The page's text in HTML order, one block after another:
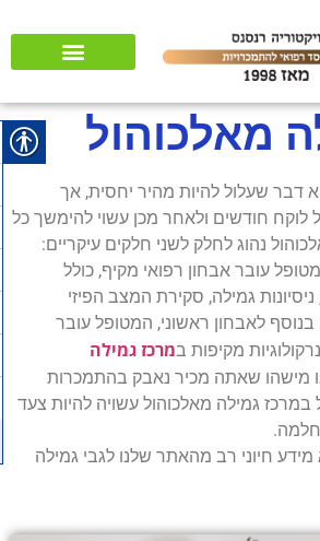
מאלכוהול
דבר שעלול להיות מהיר יחסית, אך
לוקח חודשים ולאחר מכן עשוי להימשך כל
נהוג לחלק לשני חלקים עיקריים:
עובר אבחון רפואי מקיף, כולל
גמילה, סקירת המצב הפיזי
לאבחון ראשוני, המטופל עובר
מקיפות במרכז גמילה
מישהו שאתה מכיר נאבק בהתמכרות
במרכז גמילה מאלכוהול עשויה להיות צעד
חיוני רב מהאתר שלנו לגבי גמילה